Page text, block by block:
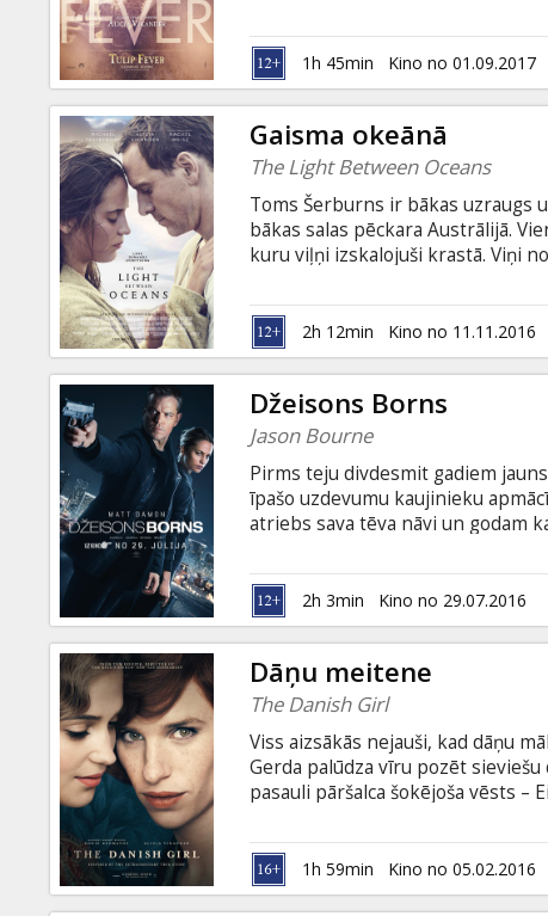
investēt riskantajā tulpju tirgū.
valodā.1h 45min Kino no 01.09.2017
Gaisma okeānā
The Light Between Oceans
Toms Šerburns ir bākas uzraugs
bākas salas pēckara Austrālijā.
kuru viļņi izskalojuši krastā. Viņi
pārim apjaust savas rīcības
ģimenes svētlaimi. Filma angļu
2h 12min Kino no 11.11.2016
Džeisons Borns
Jason Bourne
Pirms teju divdesmit gadiem
īpašo uzdevumu kaujinieku
atriebs sava tēva nāvi un godam
Džeisonam Bornam ir laiks
krievu valodā.
2h 3min Kino no 29.07.2016
Dāņu meitene
The Danish Girl
Viss aizsākās nejauši, kad dāņu
Gerda palūdza vīru pozēt sieviešu
pasauli pāršalca šokējoša vēsts
Lilijas Elbes un viņas sievas
režisējis ASV Kinoakadēmijas
"Nožēlojamie" režisors Toms
1h 59min Kino no 05.02.2016